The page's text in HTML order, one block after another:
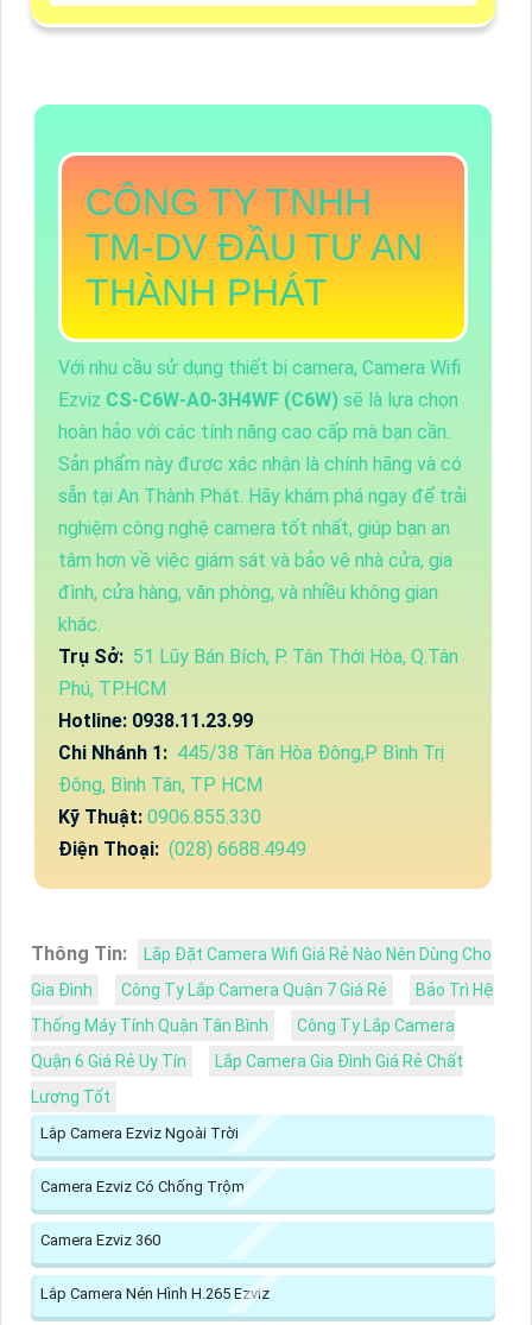
CÔNG TY TNHH
TM-DV ĐẦU TƯ AN
THÀNH PHÁT
Với nhu cầu sử dụng thiết bị camera, Camera Wifi
Ezviz CS-C6W-A0-3H4WF (C6W) sẽ là lựa chọn
hoàn hảo với các tính năng cao cấp mà bạn cần.
Sản phẩm này được xác nhận là chính hãng và có
sẵn tại An Thành Phát. Hãy khám phá ngay để trải
nghiệm công nghệ camera tốt nhất, giúp bạn an
tâm hơn về việc giám sát và bảo vệ nhà cửa, gia
đình, cửa hàng, văn phòng, và nhiều không gian
khác.
Trụ Sở: 51 Lũy Bán Bích, P. Tân Thới Hòa, Q.Tân
Phú, TP.HCM
Hotline: 0938.11.23.99
Chi Nhánh 1: 445/38 Tân Hòa Đông,P Bình Trị
Đông, Bình Tân, TP HCM
Kỹ Thuật: 0906.855.330
Điện Thoại: (028) 6688.4949
Thông Tin:
Lắp Đặt Camera Wifi Giá Rẻ Nào Nên Dùng Cho
Gia Đình
Công Ty Lắp Camera Quận 7 Giá Rẻ
Bảo Trì Hệ
Thống Máy Tính Quận Tân Bình
Công Ty Lắp Camera
Quận 6 Giá Rẻ Uy Tín
Lắp Camera Gia Đình Giá Rẻ Chất
Lượng Tốt
Lắp Camera Ezviz Ngoài Trời
Camera Ezviz Có Chống Trộm
Camera Ezviz 360
Lắp Camera Nén Hình H.265 Ezviz